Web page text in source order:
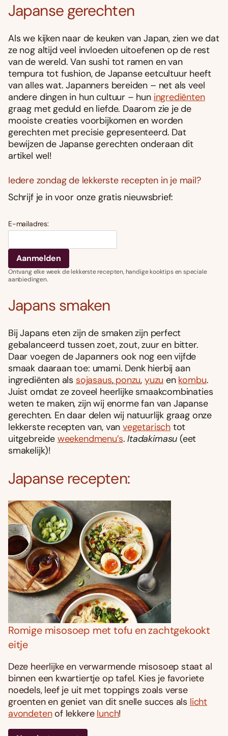
Japanse gerechten
Als we kijken naar de keuken van Japan, zien we dat
ze nog altijd veel invloeden uitoefenen op de rest
van de wereld. Van sushi tot ramen en van
tempura tot fushion, de Japanse eetcultuur heeft
van alles wat. Japanners bereiden – net als veel
andere dingen in hun cultuur – hun ingrediënten
graag met geduld en liefde. Daarom zie je de
mooiste creaties voorbijkomen en worden
gerechten met precisie gepresenteerd. Dat
bewijzen de Japanse gerechten onderaan dit
artikel wel!
Iedere zondag de lekkerste recepten in je mail?
Schrijf je in voor onze gratis nieuwsbrief:
E-mailadres:
Ontvang elke week de lekkerste recepten, handige kooktips en speciale
aanbiedingen.
Japans smaken
Bij Japans eten zijn de smaken zijn perfect
gebalanceerd tussen zoet, zout, zuur en bitter.
Daar voegen de Japanners ook nog een vijfde
smaak daaraan toe: umami. Denk hierbij aan
ingrediënten als sojasaus,ponzu, yuzu en kombu.
Juist omdat ze zoveel heerlijke smaakcombinaties
weten te maken, zijn wij enorme fan van Japanse
gerechten. En daar delen wij natuurlijk graag onze
lekkerste recepten van, van vegetarisch tot
uitgebreide weekendmenu’s.Itadakimasu (eet
smakelijk)!
Japanse recepten:
Romige misosoep met tofu en zachtgekookt
eitje
Deze heerlijke en verwarmende misosoep staat al
binnen een kwartiertje op tafel. Kies je favoriete
noedels, leef je uit met toppings zoals verse
groenten en geniet van dit snelle succes als licht
avondetenof lekkere lunch!